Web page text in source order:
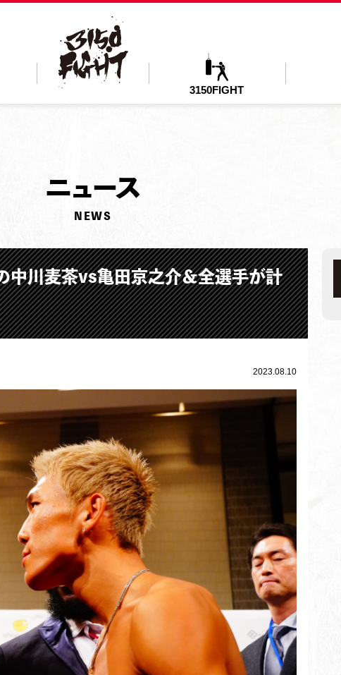
3150FIGHT
ニュース
NEWS
の中川麦茶vs亀田京之介＆全選手が計
2023.08.10